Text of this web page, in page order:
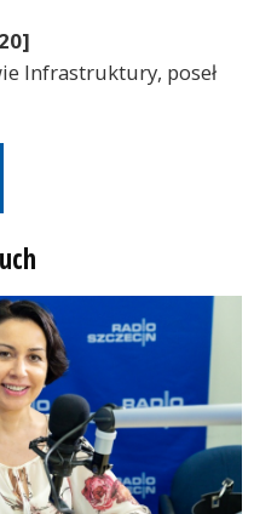
Infrastruktury, poseł